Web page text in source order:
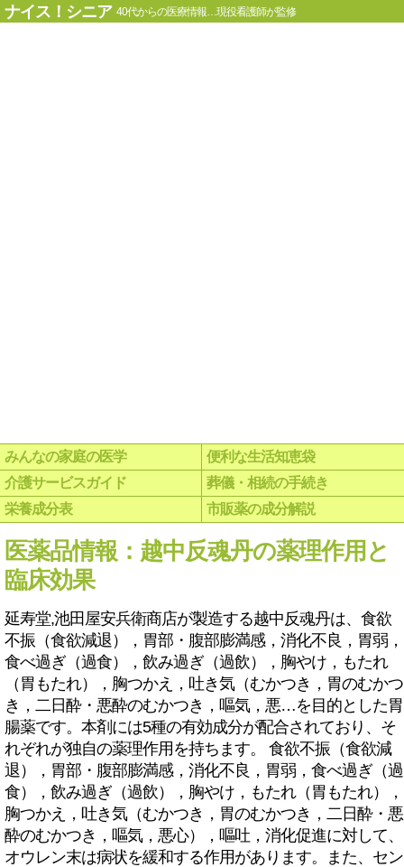
ナイス！シニア 40代からの医療情報…現役看護師が監修
みんなの家庭の医学
便利な生活知恵袋
介護サービスガイド
葬儀・相続の手続き
栄養成分表
市販薬の成分解説
医薬品情報：越中反魂丹の薬理作用と
臨床効果
延寿堂,池田屋安兵衛商店が製造する越中反魂丹は、食欲
不振（食欲減退），胃部・腹部膨満感，消化不良，胃弱，
食べ過ぎ（過食），飲み過ぎ（過飲），胸やけ，もたれ
（胃もたれ），胸つかえ，吐き気（むかつき，胃のむかつ
き，二日酔・悪酔のむかつき，嘔気，悪…を目的とした胃
腸薬です。本剤には5種の有効成分が配合されており、そ
れぞれが独自の薬理作用を持ちます。 食欲不振（食欲減
退），胃部・腹部膨満感，消化不良，胃弱，食べ過ぎ（過
食），飲み過ぎ（過飲），胸やけ，もたれ（胃もたれ），
胸つかえ，吐き気（むかつき，胃のむかつき，二日酔・悪
酔のむかつき，嘔気，悪心），嘔吐，消化促進に対して、
オウレン末は病状を緩和する作用があります。また、セン